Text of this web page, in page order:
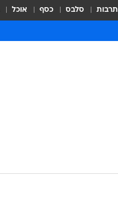
תרבות סלבס כסף אוכל